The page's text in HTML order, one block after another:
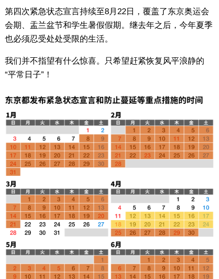
第四次紧急状态宣言持续至8月22日，覆盖了东京奥运会
会期、盂兰盆节和学生暑假假期。继去年之后，今年夏季
也必须忍受处处受限的生活。
我们并不指望有什么惊喜。只希望赶紧恢复风平浪静的
“平常日子”！